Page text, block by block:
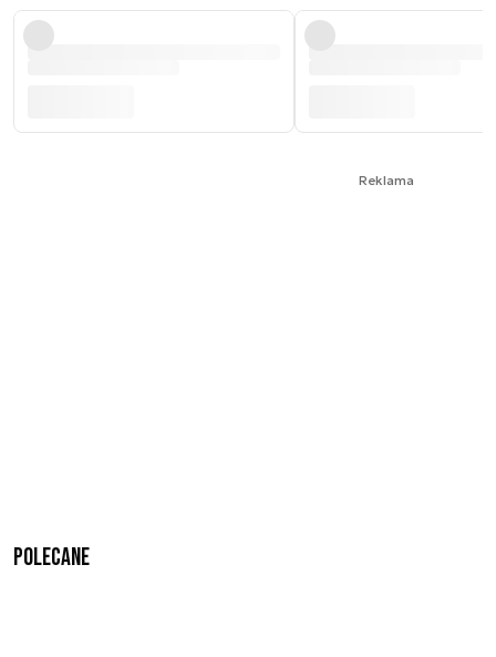
Reklama
Polecane